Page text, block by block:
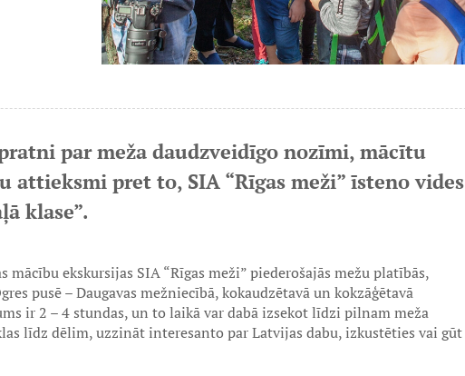
par meža daudzveidīgo nozīmi, mācītu
attieksmi pret to, SIA “Rīgas meži” īsteno vides
klase”.
ekskursijas SIA “Rīgas meži” piederošajās mežu platībās,
pusē – Daugavas mežniecībā, kokaudzētavā un kokzāģētavā
ir 2 – 4 stundas, un to laikā var dabā izsekot līdzi pilnam meža
līdz dēlim, uzzināt interesanto par Latvijas dabu, izkustēties vai gūt